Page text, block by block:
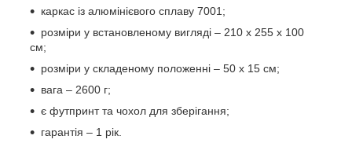
каркас із алюмінієвого сплаву 7001;
розміри у встановленому вигляді – 210 х 255 х 100
см;
розміри у складеному положенні – 50 х 15 см;
вага – 2600 г;
є футпринт та чохол для зберігання;
гарантія – 1 рік.